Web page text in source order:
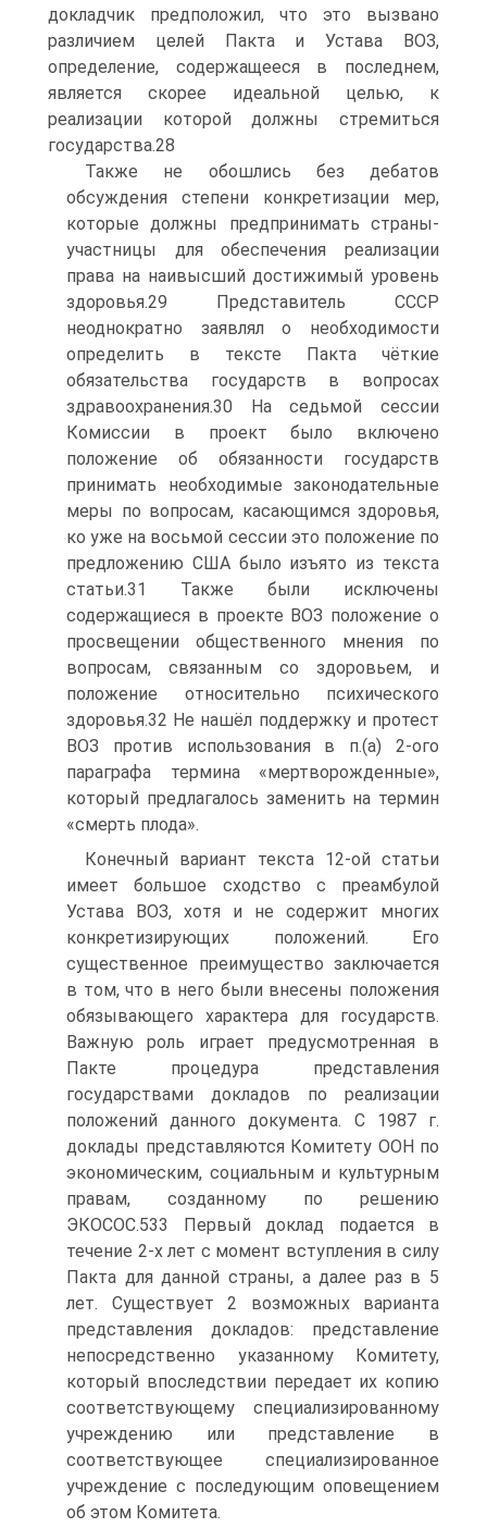
докладчик предположил, что это вызвано
различием целей Пакта и Устава ВОЗ,
определение, содержащееся в последнем,
является скорее идеальной целью, к
реализации которой должны стремиться
государства.28
Также не обошлись без дебатов
обсуждения степени конкретизации мер,
которые должны предпринимать страны-
участницы для обеспечения реализации
права на наивысший достижимый уровень
здоровья.29 Представитель СССР
неоднократно заявлял о необходимости
определить в тексте Пакта чёткие
обязательства государств в вопросах
здравоохранения.30 На седьмой сессии
Комиссии в проект было включено
положение об обязанности государств
принимать необходимые законодательные
меры по вопросам, касающимся здоровья,
ко уже на восьмой сессии это положение по
предложению США было изъято из текста
статьи.31 Также были исключены
содержащиеся в проекте ВОЗ положение о
просвещении общественного мнения по
вопросам, связанным со здоровьем, и
положение относительно психического
здоровья.32 Не нашёл поддержку и протест
ВОЗ против использования в п.(а) 2-ого
параграфа термина «мертворожденные»,
который предлагалось заменить на термин
«смерть плода».
Конечный вариант текста 12-ой статьи
имеет большое сходство с преамбулой
Устава ВОЗ, хотя и не содержит многих
конкретизирующих положений. Его
существенное преимущество заключается
в том, что в него были внесены положения
обязывающего характера для государств.
Важную роль играет предусмотренная в
Пакте процедура представления
государствами докладов по реализации
положений данного документа. С 1987 г.
доклады представляются Комитету ООН по
экономическим, социальным и культурным
правам, созданному по решению
ЭКОСОС.533 Первый доклад подается в
течение 2-х лет с момент вступления в силу
Пакта для данной страны, а далее раз в 5
лет. Существует 2 возможных варианта
представления докладов: представление
непосредственно указанному Комитету,
который впоследствии передает их копию
соответствующему специализированному
учреждению или представление в
соответствующее специализированное
учреждение с последующим оповещением
об этом Комитета.